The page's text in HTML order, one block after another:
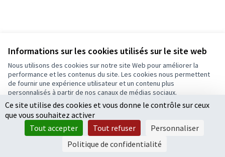
Informations sur les cookies utilisés sur le site web
Nous utilisons des cookies sur notre site Web pour améliorer la
performance et les contenus du site. Les cookies nous permettent
de fournir une expérience utilisateur et un contenu plus
personnalisés à partir de nos canaux de médias sociaux.
Tout accepter
Accepter seulement les cookies essentiels
Paramètres
Conditions d'utilisation
Paramètres des cookies
Ecrivons Angers sur X
(Lien externe)
Ecrivons Angers sur Facebook
(Lien externe)
logiciel libre Decidim
(Lien externe)
.
Licence
(Lien
Ce site utilise des cookies et vous donne le contrôle sur ceux
que vous souhaitez activer
Tout accepter
Tout refuser
Personnaliser
Politique de confidentialité